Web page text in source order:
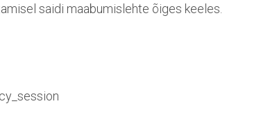
saidi maabumislehte õiges keeles.